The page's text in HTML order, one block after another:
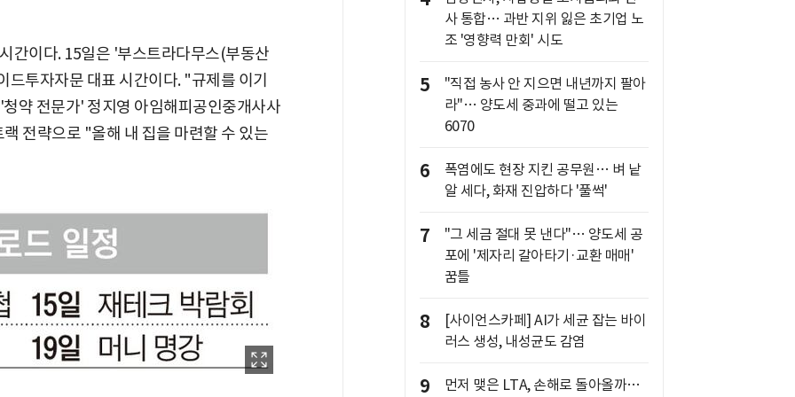
간이다. 15일은 '부스트라다무스(부동산
투자자문 대표 시간이다. "규제를 이기
약 전문가' 정지영 아임해피공인중개사사
전략으로 "올해 내 집을 마련할 수 있는
사 통합… 과반 지위 잃은 초기업 노
조 '영향력 만회' 시도
5
"직접 농사 안 지으면 내년까지 팔아
라"… 양도세 중과에 떨고 있는
6070
6
폭염에도 현장 지킨 공무원… 벼 낱
알 세다, 화재 진압하다 '풀썩'
7
"그 세금 절대 못 낸다"… 양도세 공
포에 '제자리 갈아타기·교환 매매'
꿈틀
8
[사이언스카페] AI가 세균 잡는 바이
러스 생성, 내성균도 감염
9 먼저 맺은 LTA, 손해로 돌아올까…